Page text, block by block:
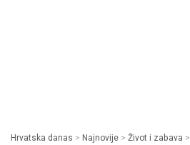
Hrvatska danas > Najnovije > Život i zabava >